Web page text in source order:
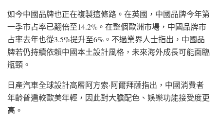
如今中國品牌也正在複製這條路。在英國 ，中國品牌今年第
一季市占率已翻倍至14.2%。在整個歐洲市場，中國品牌市
占率去年也從3.5%提升至6%。不過業界人士指出，中國品
牌若仍持續依賴中國本土設計風格，未來海外成長可能面臨
瓶頸。
日產汽車全球設計高層阿方索·阿爾拜薩指出，中國消費者
年齡普遍較歐美年輕，因此對大膽配色、娛樂功能接受度更
高。